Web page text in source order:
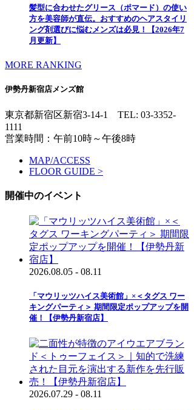
髪型に合わせたグリース（ポマード）の使い
方を美容師が直伝。おすすめのヘアスタイリ
ング剤選びに悩むメンズは必見！【2026年7
月更新】
MORE RANKING
伊勢丹新宿店メンズ館
東京都新宿区新宿3-14-1 TEL: 03-3352-
1111
営業時間：午前10時～午後8時
MAP/ACCESS
FLOOR GUIDE >
開催中のイベント
2026.08.05 - 08.11
「マウリッツハイス美術館」×＜タグス ワー
キングパーティ＞ 期間限定ポップアップを開
催！【伊勢丹新宿店】
2026.07.29 - 08.11